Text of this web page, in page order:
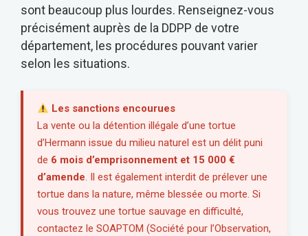
sont beaucoup plus lourdes. Renseignez-vous
précisément auprès de la DDPP de votre
département, les procédures pouvant varier
selon les situations.
Les sanctions encourues
La vente ou la détention illégale d’une tortue
d’Hermann issue du milieu naturel est un délit puni
de 6 mois d’emprisonnement et 15 000 €
d’amende. Il est également interdit de prélever une
tortue dans la nature, même blessée ou morte. Si
vous trouvez une tortue sauvage en difficulté,
contactez le SOAPTOM (Société pour l’Observation,